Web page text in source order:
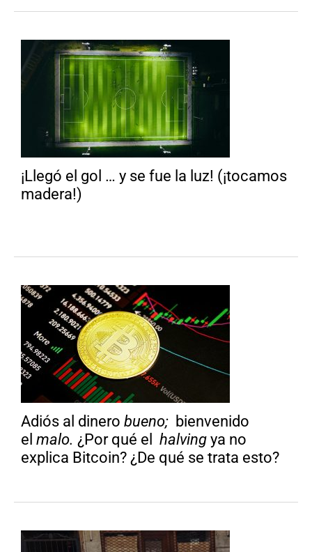
¡Llegó el gol … y se fue la luz! (¡tocamos
madera!)
Adiós al dinero bueno; bienvenido
el malo. ¿Por qué el halving ya no
explica Bitcoin? ¿De qué se trata esto?